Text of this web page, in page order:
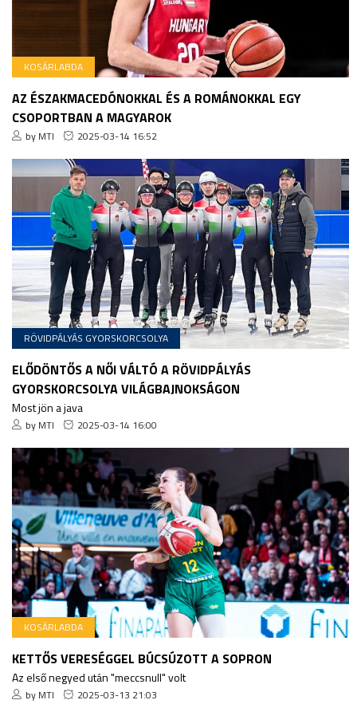
KOSÁRLABDA
AZ ÉSZAKMACEDÓNOKKAL ÉS A ROMÁNOKKAL EGY
CSOPORTBAN A MAGYAROK
by MTI 2025-03-14 16:52
RÖVIDPÁLYÁS GYORSKORCSOLYA
ELŐDÖNTŐS A NŐI VÁLTÓ A RÖVIDPÁLYÁS
GYORSKORCSOLYA VILÁGBAJNOKSÁGON
Most jön a java
by MTI 2025-03-14 16:00
KOSÁRLABDA
KETTŐS VERESÉGGEL BÚCSÚZOTT A SOPRON
Az első negyed után "meccsnull" volt
by MTI 2025-03-13 21:03